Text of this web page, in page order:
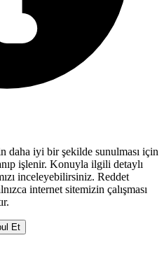
iyi bir şekilde sunulması için
işlenir. Konuyla ilgili detaylı
inceleyebilirsiniz. Reddet
internet sitemizin çalışması
Et